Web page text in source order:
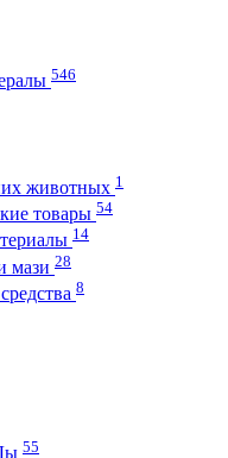
546
животных 1
товары 54
14
мази 28
8
55